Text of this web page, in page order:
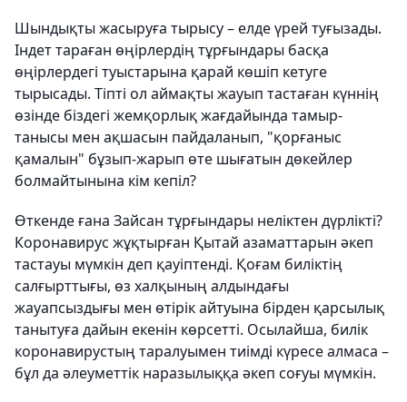
Шындықты жасыруға тырысу – елде үрей туғызады.
Індет тараған өңірлердің тұрғындары басқа
өңірлердегі туыстарына қарай көшіп кетуге
тырысады. Тіпті ол аймақты жауып тастаған күннің
өзінде біздегі жемқорлық жағдайында тамыр-
танысы мен ақшасын пайдаланып, "қорғаныс
қамалын" бұзып-жарып өте шығатын дөкейлер
болмайтынына кім кепіл?
Өткенде ғана Зайсан тұрғындары неліктен дүрлікті?
Коронавирус жұқтырған Қытай азаматтарын әкеп
тастауы мүмкін деп қауіптенді. Қоғам биліктің
салғырттығы, өз халқының алдындағы
жауапсыздығы мен өтірік айтуына бірден қарсылық
танытуға дайын екенін көрсетті. Осылайша, билік
коронавирустың таралуымен тиімді күресе алмаса –
бұл да әлеуметтік наразылыққа әкеп соғуы мүмкін.